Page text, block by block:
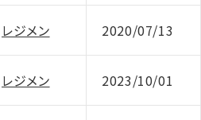
レジメン 2020/07/13
レジメン 2023/10/01